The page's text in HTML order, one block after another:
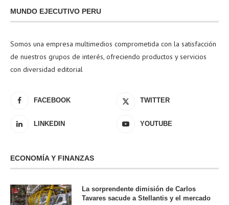
MUNDO EJECUTIVO PERU
Somos una empresa multimedios comprometida con la satisfacción
de nuestros grupos de interés, ofreciendo productos y servicios
con diversidad editorial
FACEBOOK TWITTER
LINKEDIN YOUTUBE
ECONOMÍA Y FINANZAS
La sorprendente dimisión de Carlos
Tavares sacude a Stellantis y el mercado